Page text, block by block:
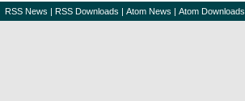
RSS News | RSS Downloads | Atom News | Atom Downloads